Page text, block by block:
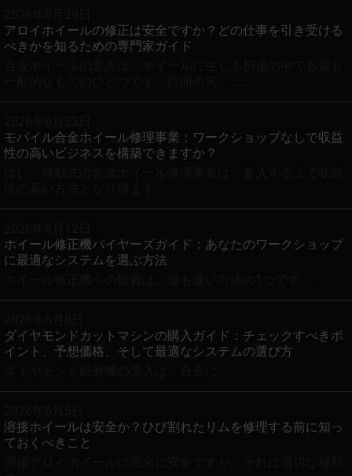
アロイホイールの修正は安全ですか？どの仕事を引き受ける
べきかを知るための専門家ガイド
モバイル合金ホイール修理事業：ワークショップなしで収益
性の高いビジネスを構築できますか？
ホイール修正機バイヤーズガイド：あなたのワークショップ
に最適なシステムを選ぶ方法
ダイヤモンドカットマシンの購入ガイド：チェックすべきポ
イント、予想価格、そして最適なシステムの選び方
溶接ホイールは安全か？ひび割れたリムを修理する前に知っ
ておくべきこと